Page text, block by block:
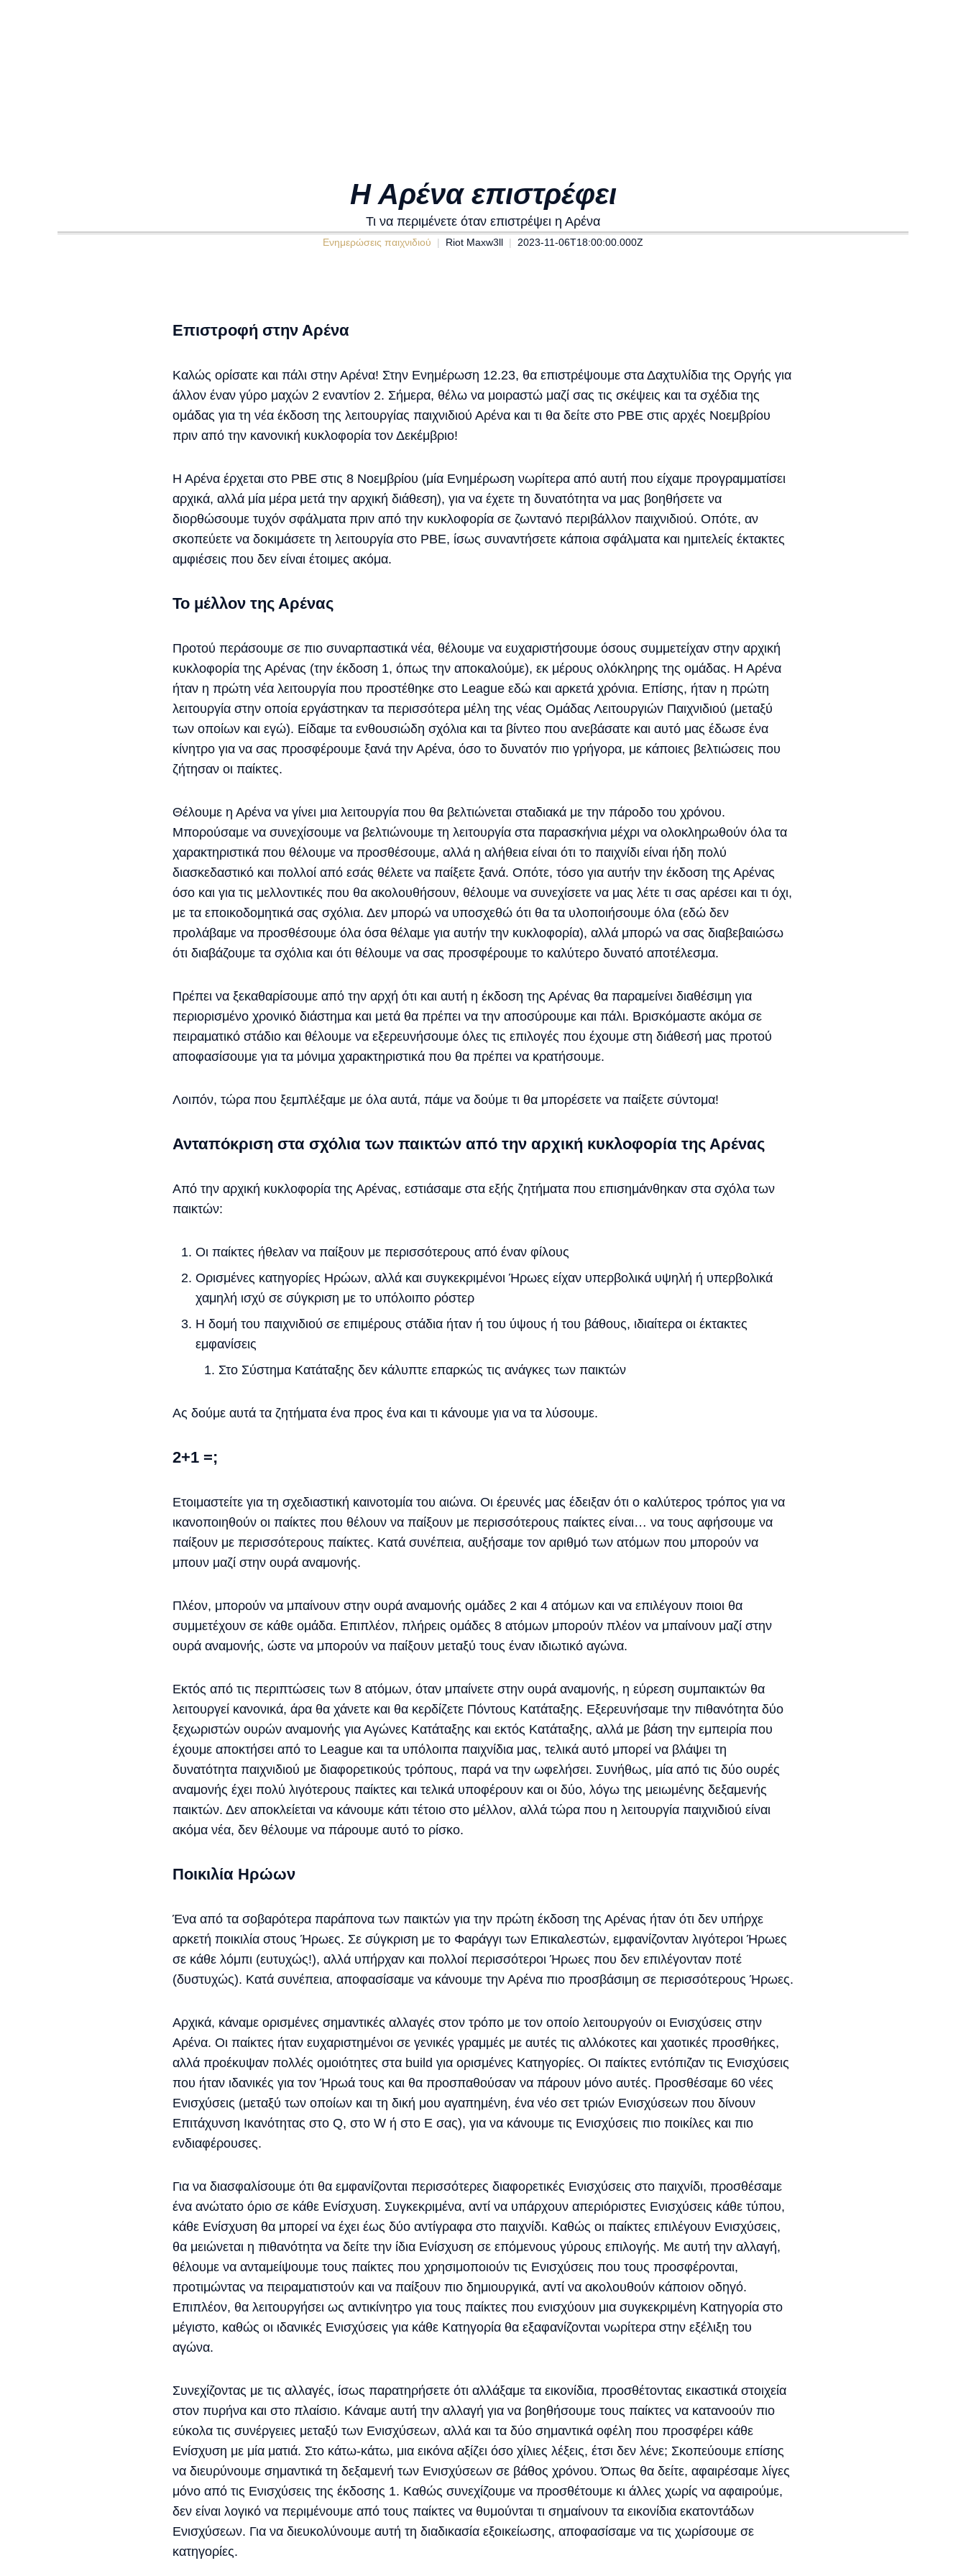
Η Αρένα επιστρέφει
Τι να περιμένετε όταν επιστρέψει η Αρένα
Ενημερώσεις παιχνιδιού Riot Maxw3ll 2023-11-06T18:00:00.000Z
Επιστροφή στην Αρένα
Καλώς ορίσατε και πάλι στην Αρένα! Στην Ενημέρωση 12.23, θα επιστρέψουμε στα Δαχτυλίδια της Οργής για
άλλον έναν γύρο μαχών 2 εναντίον 2. Σήμερα, θέλω να μοιραστώ μαζί σας τις σκέψεις και τα σχέδια της
ομάδας για τη νέα έκδοση της λειτουργίας παιχνιδιού Αρένα και τι θα δείτε στο PBE στις αρχές Νοεμβρίου
πριν από την κανονική κυκλοφορία τον Δεκέμβριο!
Η Αρένα έρχεται στο PBE στις 8 Νοεμβρίου (μία Ενημέρωση νωρίτερα από αυτή που είχαμε προγραμματίσει
αρχικά, αλλά μία μέρα μετά την αρχική διάθεση), για να έχετε τη δυνατότητα να μας βοηθήσετε να
διορθώσουμε τυχόν σφάλματα πριν από την κυκλοφορία σε ζωντανό περιβάλλον παιχνιδιού. Οπότε, αν
σκοπεύετε να δοκιμάσετε τη λειτουργία στο PBE, ίσως συναντήσετε κάποια σφάλματα και ημιτελείς έκτακτες
αμφιέσεις που δεν είναι έτοιμες ακόμα.
Το μέλλον της Αρένας
Προτού περάσουμε σε πιο συναρπαστικά νέα, θέλουμε να ευχαριστήσουμε όσους συμμετείχαν στην αρχική
κυκλοφορία της Αρένας (την έκδοση 1, όπως την αποκαλούμε), εκ μέρους ολόκληρης της ομάδας. Η Αρένα
ήταν η πρώτη νέα λειτουργία που προστέθηκε στο League εδώ και αρκετά χρόνια. Επίσης, ήταν η πρώτη
λειτουργία στην οποία εργάστηκαν τα περισσότερα μέλη της νέας Ομάδας Λειτουργιών Παιχνιδιού (μεταξύ
των οποίων και εγώ). Είδαμε τα ενθουσιώδη σχόλια και τα βίντεο που ανεβάσατε και αυτό μας έδωσε ένα
κίνητρο για να σας προσφέρουμε ξανά την Αρένα, όσο το δυνατόν πιο γρήγορα, με κάποιες βελτιώσεις που
ζήτησαν οι παίκτες.
Θέλουμε η Αρένα να γίνει μια λειτουργία που θα βελτιώνεται σταδιακά με την πάροδο του χρόνου.
Μπορούσαμε να συνεχίσουμε να βελτιώνουμε τη λειτουργία στα παρασκήνια μέχρι να ολοκληρωθούν όλα τα
χαρακτηριστικά που θέλουμε να προσθέσουμε, αλλά η αλήθεια είναι ότι το παιχνίδι είναι ήδη πολύ
διασκεδαστικό και πολλοί από εσάς θέλετε να παίξετε ξανά. Οπότε, τόσο για αυτήν την έκδοση της Αρένας
όσο και για τις μελλοντικές που θα ακολουθήσουν, θέλουμε να συνεχίσετε να μας λέτε τι σας αρέσει και τι όχι,
με τα εποικοδομητικά σας σχόλια. Δεν μπορώ να υποσχεθώ ότι θα τα υλοποιήσουμε όλα (εδώ δεν
προλάβαμε να προσθέσουμε όλα όσα θέλαμε για αυτήν την κυκλοφορία), αλλά μπορώ να σας διαβεβαιώσω
ότι διαβάζουμε τα σχόλια και ότι θέλουμε να σας προσφέρουμε το καλύτερο δυνατό αποτέλεσμα.
Πρέπει να ξεκαθαρίσουμε από την αρχή ότι και αυτή η έκδοση της Αρένας θα παραμείνει διαθέσιμη για
περιορισμένο χρονικό διάστημα και μετά θα πρέπει να την αποσύρουμε και πάλι. Βρισκόμαστε ακόμα σε
πειραματικό στάδιο και θέλουμε να εξερευνήσουμε όλες τις επιλογές που έχουμε στη διάθεσή μας προτού
αποφασίσουμε για τα μόνιμα χαρακτηριστικά που θα πρέπει να κρατήσουμε.
Λοιπόν, τώρα που ξεμπλέξαμε με όλα αυτά, πάμε να δούμε τι θα μπορέσετε να παίξετε σύντομα!
Ανταπόκριση στα σχόλια των παικτών από την αρχική κυκλοφορία της Αρένας
Από την αρχική κυκλοφορία της Αρένας, εστιάσαμε στα εξής ζητήματα που επισημάνθηκαν στα σχόλα των
παικτών:
Οι παίκτες ήθελαν να παίξουν με περισσότερους από έναν φίλους
Ορισμένες κατηγορίες Ηρώων, αλλά και συγκεκριμένοι Ήρωες είχαν υπερβολικά υψηλή ή υπερβολικά
χαμηλή ισχύ σε σύγκριση με το υπόλοιπο ρόστερ
Η δομή του παιχνιδιού σε επιμέρους στάδια ήταν ή του ύψους ή του βάθους, ιδιαίτερα οι έκτακτες
εμφανίσεις
Στο Σύστημα Κατάταξης δεν κάλυπτε επαρκώς τις ανάγκες των παικτών
Ας δούμε αυτά τα ζητήματα ένα προς ένα και τι κάνουμε για να τα λύσουμε.
2+1 =;
Ετοιμαστείτε για τη σχεδιαστική καινοτομία του αιώνα. Οι έρευνές μας έδειξαν ότι ο καλύτερος τρόπος για να
ικανοποιηθούν οι παίκτες που θέλουν να παίξουν με περισσότερους παίκτες είναι… να τους αφήσουμε να
παίξουν με περισσότερους παίκτες. Κατά συνέπεια, αυξήσαμε τον αριθμό των ατόμων που μπορούν να
μπουν μαζί στην ουρά αναμονής.
Πλέον, μπορούν να μπαίνουν στην ουρά αναμονής ομάδες 2 και 4 ατόμων και να επιλέγουν ποιοι θα
συμμετέχουν σε κάθε ομάδα. Επιπλέον, πλήρεις ομάδες 8 ατόμων μπορούν πλέον να μπαίνουν μαζί στην
ουρά αναμονής, ώστε να μπορούν να παίξουν μεταξύ τους έναν ιδιωτικό αγώνα.
Εκτός από τις περιπτώσεις των 8 ατόμων, όταν μπαίνετε στην ουρά αναμονής, η εύρεση συμπαικτών θα
λειτουργεί κανονικά, άρα θα χάνετε και θα κερδίζετε Πόντους Κατάταξης. Εξερευνήσαμε την πιθανότητα δύο
ξεχωριστών ουρών αναμονής για Αγώνες Κατάταξης και εκτός Κατάταξης, αλλά με βάση την εμπειρία που
έχουμε αποκτήσει από το League και τα υπόλοιπα παιχνίδια μας, τελικά αυτό μπορεί να βλάψει τη
δυνατότητα παιχνιδιού με διαφορετικούς τρόπους, παρά να την ωφελήσει. Συνήθως, μία από τις δύο ουρές
αναμονής έχει πολύ λιγότερους παίκτες και τελικά υποφέρουν και οι δύο, λόγω της μειωμένης δεξαμενής
παικτών. Δεν αποκλείεται να κάνουμε κάτι τέτοιο στο μέλλον, αλλά τώρα που η λειτουργία παιχνιδιού είναι
ακόμα νέα, δεν θέλουμε να πάρουμε αυτό το ρίσκο.
Ποικιλία Ηρώων
Ένα από τα σοβαρότερα παράπονα των παικτών για την πρώτη έκδοση της Αρένας ήταν ότι δεν υπήρχε
αρκετή ποικιλία στους Ήρωες. Σε σύγκριση με το Φαράγγι των Επικαλεστών, εμφανίζονταν λιγότεροι Ήρωες
σε κάθε λόμπι (ευτυχώς!), αλλά υπήρχαν και πολλοί περισσότεροι Ήρωες που δεν επιλέγονταν ποτέ
(δυστυχώς). Κατά συνέπεια, αποφασίσαμε να κάνουμε την Αρένα πιο προσβάσιμη σε περισσότερους Ήρωες.
Αρχικά, κάναμε ορισμένες σημαντικές αλλαγές στον τρόπο με τον οποίο λειτουργούν οι Ενισχύσεις στην
Αρένα. Οι παίκτες ήταν ευχαριστημένοι σε γενικές γραμμές με αυτές τις αλλόκοτες και χαοτικές προσθήκες,
αλλά προέκυψαν πολλές ομοιότητες στα build για ορισμένες Κατηγορίες. Οι παίκτες εντόπιζαν τις Ενισχύσεις
που ήταν ιδανικές για τον Ήρωά τους και θα προσπαθούσαν να πάρουν μόνο αυτές. Προσθέσαμε 60 νέες
Ενισχύσεις (μεταξύ των οποίων και τη δική μου αγαπημένη, ένα νέο σετ τριών Ενισχύσεων που δίνουν
Επιτάχυνση Ικανότητας στο Q, στο W ή στο E σας), για να κάνουμε τις Ενισχύσεις πιο ποικίλες και πιο
ενδιαφέρουσες.
Για να διασφαλίσουμε ότι θα εμφανίζονται περισσότερες διαφορετικές Ενισχύσεις στο παιχνίδι, προσθέσαμε
ένα ανώτατο όριο σε κάθε Ενίσχυση. Συγκεκριμένα, αντί να υπάρχουν απεριόριστες Ενισχύσεις κάθε τύπου,
κάθε Ενίσχυση θα μπορεί να έχει έως δύο αντίγραφα στο παιχνίδι. Καθώς οι παίκτες επιλέγουν Ενισχύσεις,
θα μειώνεται η πιθανότητα να δείτε την ίδια Ενίσχυση σε επόμενους γύρους επιλογής. Με αυτή την αλλαγή,
θέλουμε να ανταμείψουμε τους παίκτες που χρησιμοποιούν τις Ενισχύσεις που τους προσφέρονται,
προτιμώντας να πειραματιστούν και να παίξουν πιο δημιουργικά, αντί να ακολουθούν κάποιον οδηγό.
Επιπλέον, θα λειτουργήσει ως αντικίνητρο για τους παίκτες που ενισχύουν μια συγκεκριμένη Κατηγορία στο
μέγιστο, καθώς οι ιδανικές Ενισχύσεις για κάθε Κατηγορία θα εξαφανίζονται νωρίτερα στην εξέλιξη του
αγώνα.
Συνεχίζοντας με τις αλλαγές, ίσως παρατηρήσετε ότι αλλάξαμε τα εικονίδια, προσθέτοντας εικαστικά στοιχεία
στον πυρήνα και στο πλαίσιο. Κάναμε αυτή την αλλαγή για να βοηθήσουμε τους παίκτες να κατανοούν πιο
εύκολα τις συνέργειες μεταξύ των Ενισχύσεων, αλλά και τα δύο σημαντικά οφέλη που προσφέρει κάθε
Ενίσχυση με μία ματιά. Στο κάτω-κάτω, μια εικόνα αξίζει όσο χίλιες λέξεις, έτσι δεν λένε; Σκοπεύουμε επίσης
να διευρύνουμε σημαντικά τη δεξαμενή των Ενισχύσεων σε βάθος χρόνου. Όπως θα δείτε, αφαιρέσαμε λίγες
μόνο από τις Ενισχύσεις της έκδοσης 1. Καθώς συνεχίζουμε να προσθέτουμε κι άλλες χωρίς να αφαιρούμε,
δεν είναι λογικό να περιμένουμε από τους παίκτες να θυμούνται τι σημαίνουν τα εικονίδια εκατοντάδων
Ενισχύσεων. Για να διευκολύνουμε αυτή τη διαδικασία εξοικείωσης, αποφασίσαμε να τις χωρίσουμε σε
κατηγορίες.